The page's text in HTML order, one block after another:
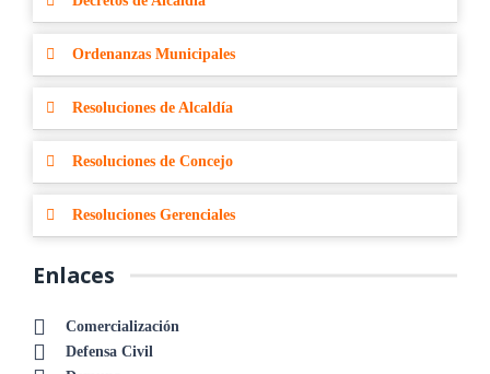
Ordenanzas Municipales
Resoluciones de Alcaldía
Resoluciones de Concejo
Resoluciones Gerenciales
Enlaces
Comercialización
Defensa Civil